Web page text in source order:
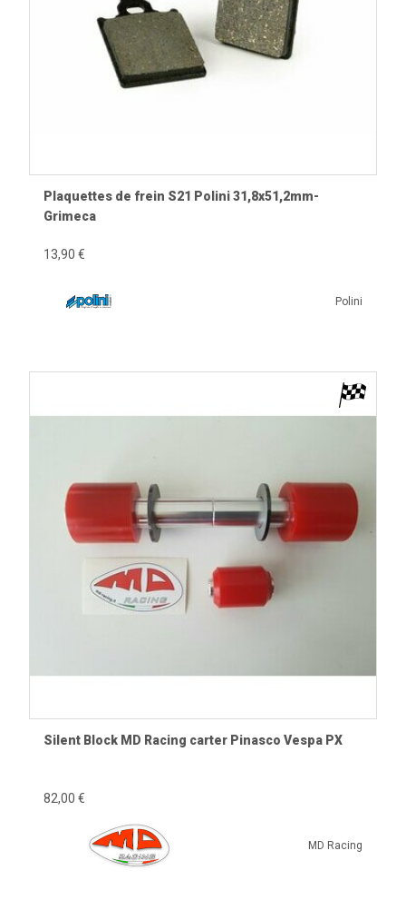
Plaquettes de frein S21 Polini 31,8x51,2mm-
Grimeca
13,90 €
Polini
Silent Block MD Racing carter Pinasco Vespa PX
82,00 €
MD Racing